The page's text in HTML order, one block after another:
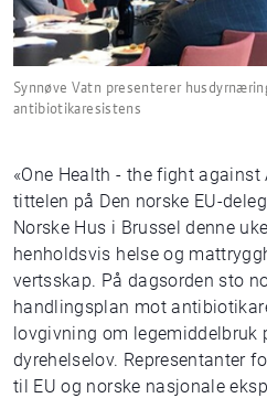
Synnøve Vatn presenterer
antibiotikaresistens
«One Health - the fight
tittelen på Den norske EU-
Norske Hus i Brussel denne
henholdsvis helse og
vertsskap. På dagsorden sto
handlingsplan mot
lovgivning om
dyrehelselov. Representanter
til EU og norske nasjonale